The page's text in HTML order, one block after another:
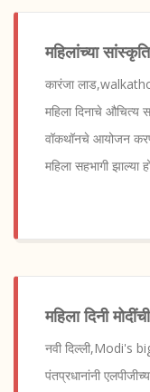
महिलांच्या
कारंजा
महिला दिनाचे औचित्य
वॉकथॉनचे आयोजन
महिला सहभागी झाल्या
महिला दिनी
नवी दिल्ली,Modi's
पंतप्रधानांनी